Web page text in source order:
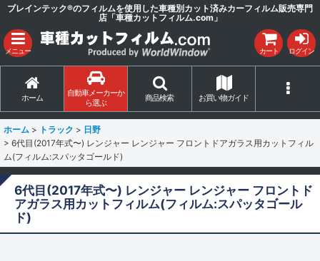
ブレインテック®のフィルムを使用した車種別カット済みカーフィルム販売専門
店「車種カットフィルム.com」
メニュー カート ログイン
ホーム
自動車メーカーか
ら選ぶ
商品検索 お買い物ガイド
ホーム > トラック > 日野
> 6代目(2017年式〜) レンジャー レンジャー フロントドアガラス用カットフィル
ム(フィルム:スパッタゴールド)
6代目(2017年式〜) レンジャー レンジャー フロントド
アガラス用カットフィルム(フィルム:スパッタゴール
ド)